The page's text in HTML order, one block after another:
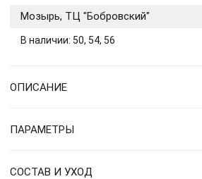
Мозырь, ТЦ "Бобровский"
В наличии: 50, 54, 56
ОПИСАНИЕ
ПАРАМЕТРЫ
СОСТАВ И УХОД